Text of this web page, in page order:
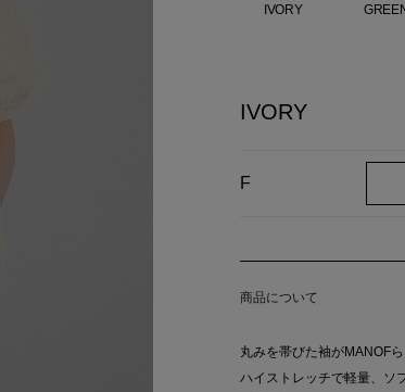
IVORY
IVORY
F
商品について
丸みを帯びた袖がMANOF
ハイストレッチで軽量、ソ